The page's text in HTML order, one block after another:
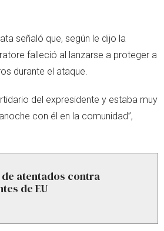
señaló que, según le dijo la
falleció al lanzarse a proteger a
durante el ataque.
del expresidente y estaba muy
con él en la comunidad”,
atentados contra
de EU